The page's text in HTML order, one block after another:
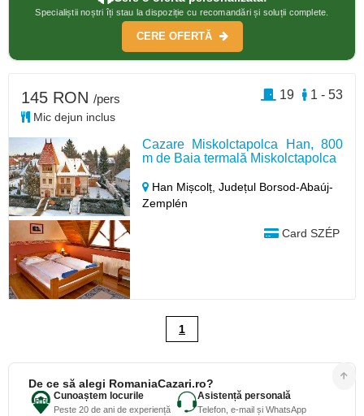
Specialiștii noștri îți stau la dispoziție cu recomandări și soluții complete.
CERE OFERTĂ
Cazare Miskolctapolca Han, 800
m de Baia termală Miskolctapolca
Han Mișcolț,Județul Borsod-Abaúj-
Zemplén
Card SZÉP
145 RON /pers
Mic dejun inclus
1 - 53
19
1
De ce să alegi RomaniaCazari.ro?
Cunoaștem locurile
Peste 20 de ani de experiență
Asistență personală
Telefon, e-mail și WhatsApp